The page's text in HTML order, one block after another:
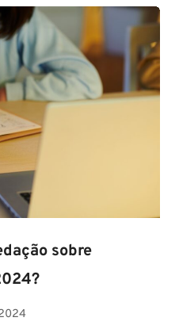
sobre